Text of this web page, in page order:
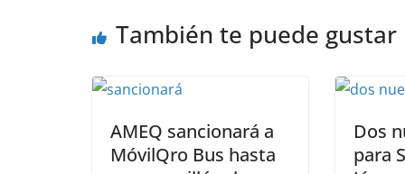
o p er
También te puede gustar
AMEQ sancionará a
MóvilQro Bus hasta
Dos
para